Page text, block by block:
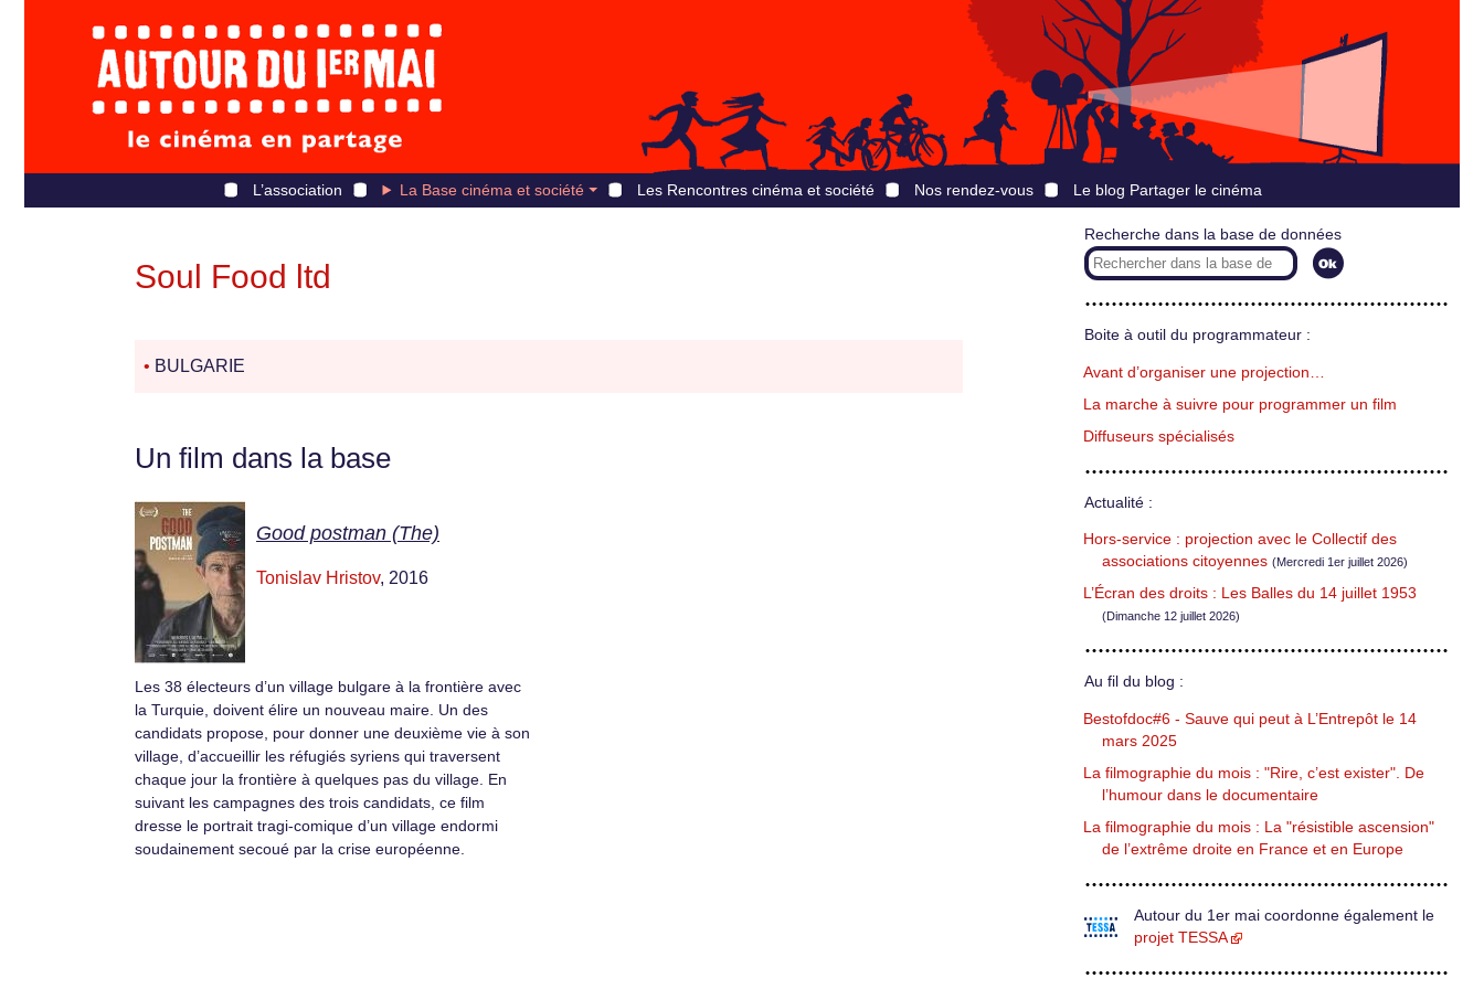
L’association La Base cinéma et société Les Rencontres cinéma et société Nos rendez-vous Le blog Partager le cinéma
Soul Food ltd
• BULGARIE
Un film dans la base
Good postman (The)
Tonislav Hristov, 2016
Les 38 électeurs d’un village bulgare à la frontière avec
la Turquie, doivent élire un nouveau maire. Un des
candidats propose, pour donner une deuxième vie à son
village, d’accueillir les réfugiés syriens qui traversent
chaque jour la frontière à quelques pas du village. En
suivant les campagnes des trois candidats, ce film
dresse le portrait tragi-comique d’un village endormi
soudainement secoué par la crise européenne.
Recherche dans la base de données
Boite à outil du programmateur :
Avant d’organiser une projection…
La marche à suivre pour programmer un film
Diffuseurs spécialisés
Actualité :
Hors-service : projection avec le Collectif des
associations citoyennes (Mercredi 1er juillet 2026)
L’Écran des droits : Les Balles du 14 juillet 1953
(Dimanche 12 juillet 2026)
Au fil du blog :
Bestofdoc#6 - Sauve qui peut à L’Entrepôt le 14
mars 2025
La filmographie du mois : "Rire, c’est exister". De
l’humour dans le documentaire
La filmographie du mois : La "résistible ascension"
de l’extrême droite en France et en Europe
Autour du 1er mai coordonne également le
projet TESSA